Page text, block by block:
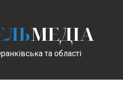
МЕДІА
та області